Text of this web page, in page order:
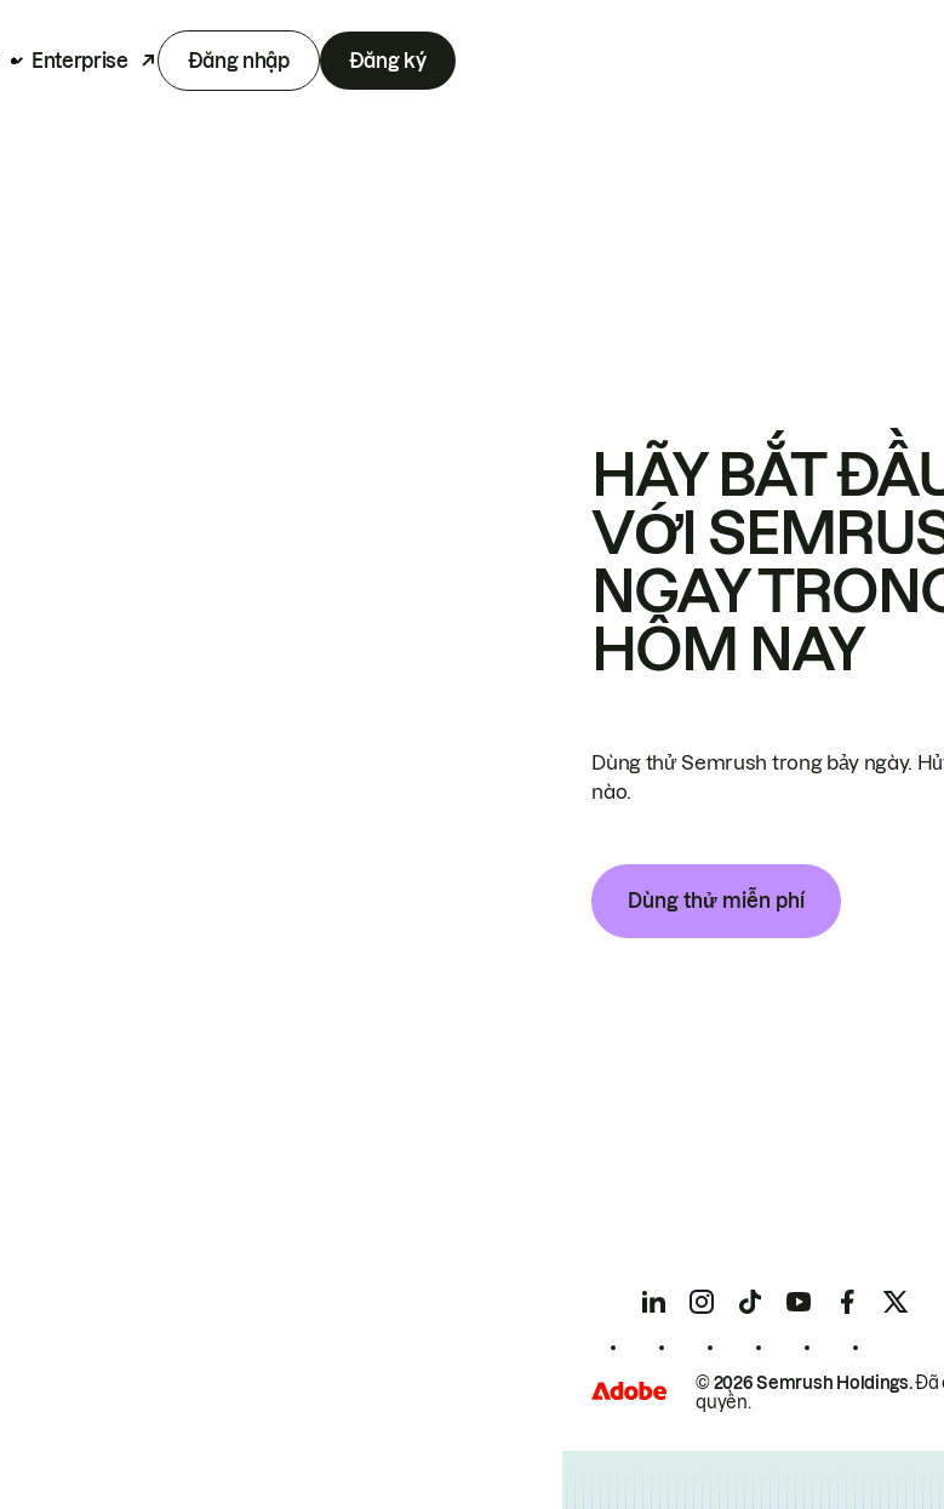
Enterprise Đăng nhập Đăng ký
HÃY BẮT
VỚI
NGAY
HÔM NAY
Dùng thử Semrush trong bảy ngày.
nào.
Dùng thử miễn phí
© 2026 Semrush Holdings.Đã
quyền.